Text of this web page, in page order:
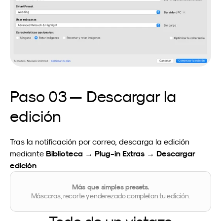
Paso 03 — Descargar la
edición
Tras la notificación por correo, descarga la edición
mediante Biblioteca → Plug-in Extras → Descargar
edición
Más que simples presets.
Máscaras, recorte y enderezado completan tu edición.